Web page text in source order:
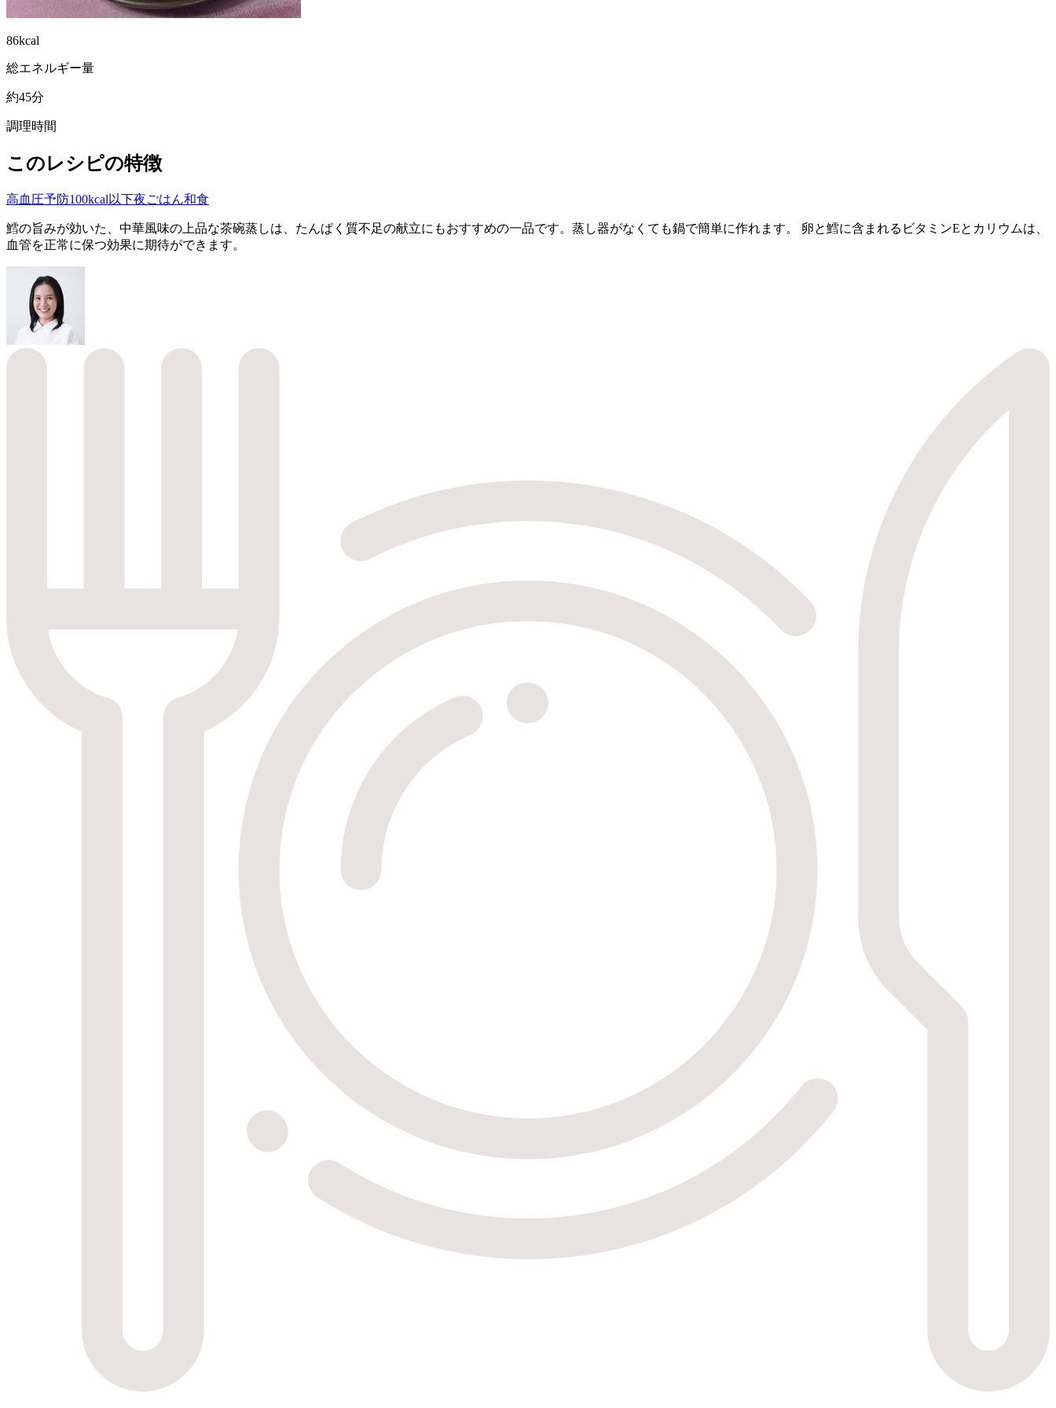
86kcal
総エネルギー量
約45分
調理時間
このレシピの特徴
高血圧予防100kcal以下夜ごはん和食
鱈の旨みが効いた、中華風味の上品な茶碗蒸しは、たんぱく質不足の献立にもおすすめの一品です。蒸し器がなくても鍋で簡単に作れます。 卵と鱈に含まれるビタミンEとカリウムは、
血管を正常に保つ効果に期待ができます。